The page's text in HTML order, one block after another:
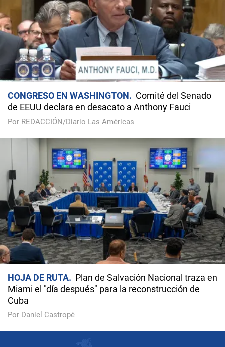
CONGRESO EN WASHINGTON
Comité del Senado
de EEUU declara en desacato a Anthony Fauci
Por REDACCIÓN/Diario Las Américas
HOJA DE RUTA
Plan de Salvación Nacional traza en
Miami el "día después" para la reconstrucción de
Cuba
Por Daniel Castropé